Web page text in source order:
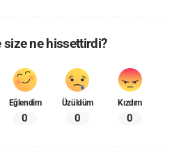
size ne hissettirdi?
Eğlendim
0
Üzüldüm
0
Kızdım
0